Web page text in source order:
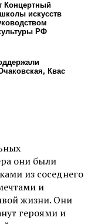
Концертный
искусств
РФ
Квас
они были
из соседнего
и
жизни. Они
героями и